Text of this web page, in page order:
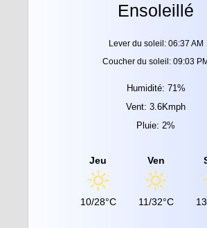
Ensoleillé
Lever du soleil: 06:37 AM
Coucher du soleil: 09:03 PM
Humidité: 71%
Vent: 3.6Kmph
Pluie: 2%
Jeu
10/28°C
Ven
11/32°C